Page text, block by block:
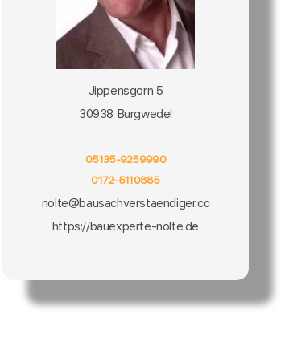
Jippensgorn 5
30938 Burgwedel
05135-9259990
0172-5110885
nolte@bausachverstaendiger.cc
https://bauexperte-nolte.de